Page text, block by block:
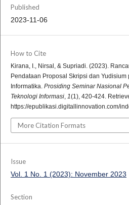
Published
2023-11-06
How to Cite
Kirana, I., Nirsal, & Supriadi. (2023).
Pendataan Proposal Skripsi dan Yudisium
Informatika. Prosiding Seminar Nasional
Teknologi Informasi, 1(1), 420-424.
https://epublikasi.digitallinnovation.com/
More Citation Formats
Issue
Vol. 1 No. 1 (2023): November 2023
Section